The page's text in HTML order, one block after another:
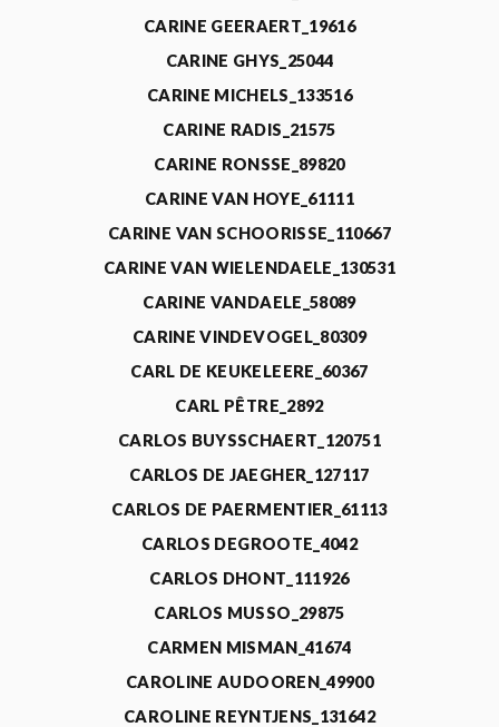
CARINE GEERAERT_19616
CARINE GHYS_25044
CARINE MICHELS_133516
CARINE RADIS_21575
CARINE RONSSE_89820
CARINE VAN HOYE_61111
CARINE VAN SCHOORISSE_110667
CARINE VAN WIELENDAELE_130531
CARINE VANDAELE_58089
CARINE VINDEVOGEL_80309
CARL DE KEUKELEERE_60367
CARL PÊTRE_2892
CARLOS BUYSSCHAERT_120751
CARLOS DE JAEGHER_127117
CARLOS DE PAERMENTIER_61113
CARLOS DEGROOTE_4042
CARLOS DHONT_111926
CARLOS MUSSO_29875
CARMEN MISMAN_41674
CAROLINE AUDOOREN_49900
CAROLINE REYNTJENS_131642